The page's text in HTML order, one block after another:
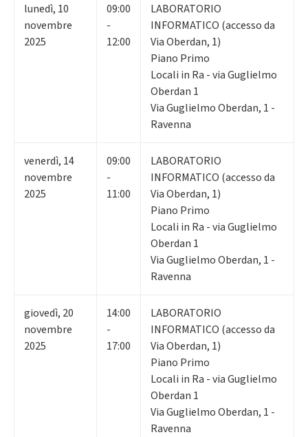
lunedì, 10
novembre
2025
09:00
-
12:00
LABORATORIO
INFORMATICO (accesso da
Via Oberdan, 1)
Piano Primo
Locali in Ra - via Guglielmo
Oberdan 1
Via Guglielmo Oberdan, 1 -
Ravenna
venerdì, 14
novembre
2025
09:00
-
11:00
LABORATORIO
INFORMATICO (accesso da
Via Oberdan, 1)
Piano Primo
Locali in Ra - via Guglielmo
Oberdan 1
Via Guglielmo Oberdan, 1 -
Ravenna
giovedì, 20
novembre
2025
14:00
-
17:00
LABORATORIO
INFORMATICO (accesso da
Via Oberdan, 1)
Piano Primo
Locali in Ra - via Guglielmo
Oberdan 1
Via Guglielmo Oberdan, 1 -
Ravenna